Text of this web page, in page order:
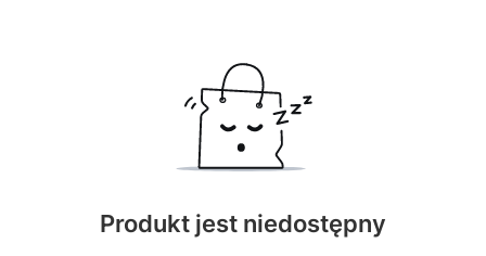
Produkt jest niedostępny